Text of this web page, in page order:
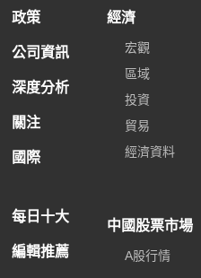
政策
公司資訊
深度分析
關注
國際
每日十大
編輯推薦
經濟
宏觀
區域
投資
貿易
經濟資料
中國股票市場
A股行情